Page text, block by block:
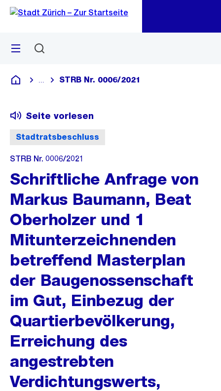
Navigation
Sprunglink
Menü
Deutsch
Blende alle Breadcrumbs ein
STRB Nr. 0006/2021
Stadtratsbeschluss
Seite vorlesen
STRB Nr. 0006/2021
Schriftliche Anfrage von
Markus Baumann, Beat
Oberholzer und 1
Mitunterzeichnenden
betreffend Masterplan
der Baugenossenschaft
im Gut, Einbezug der
Quartierbevölkerung,
Erreichung des
angestrebten
Verdichtungswerts,